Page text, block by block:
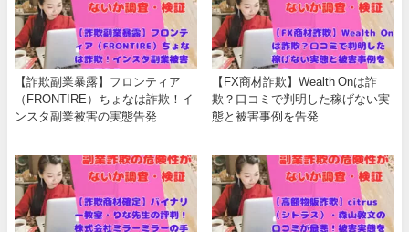
【詐欺副業暴露】フロンティア
（FRONTIRE）ちょなは詐欺！イ
ンスタ副業被害の実態告発
【FX商材詐欺】Wealth Onは詐
欺？口コミで判明した稼げない実
態と被害事例を告発